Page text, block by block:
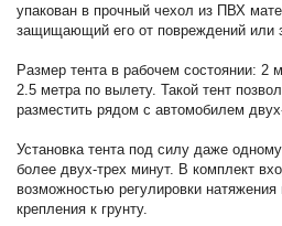
упакован в прочный чехол из ПВХ
защищающий его от повреждений или
Размер тента в рабочем состоянии: 2
2.5 метра по вылету. Такой тент
разместить рядом с автомобилем
Установка тента под силу даже
более двух-трех минут. В комплект
возможностью регулировки
крепления к грунту.